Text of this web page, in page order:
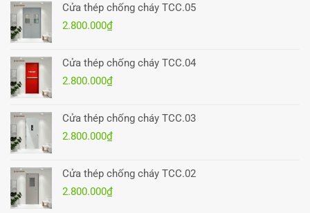
Cửa thép chống cháy TCC.05
2.800.000₫
Cửa thép chống cháy TCC.04
2.800.000₫
Cửa thép chống cháy TCC.03
2.800.000₫
Cửa thép chống cháy TCC.02
2.800.000₫